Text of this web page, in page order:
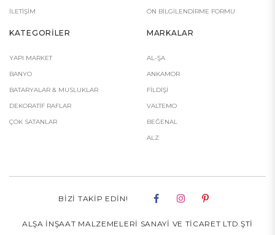
İLETIŞIM
ÖN BILGILENDIRME FORMU
KATEGORILER
YAPI MARKET
BANYO
BATARYALAR & MUSLUKLAR
DEKORATİF RAFLAR
ÇOK SATANLAR
MARKALAR
AL-ŞA
ANKAMOR
FILDIŞI
VALTEMO
BEĞENAL
ALZ
BIZI TAKIP EDIN!
ALŞA İNŞAAT MALZEMELERİ SANAYİ VE TİCARET LTD.ŞTİ